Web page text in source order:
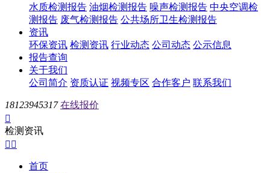
水质检测报告 油烟检测报告 噪声检测报告 中央空调检
测报告 废气检测报告 公共场所卫生检测报告
资讯
环保资讯 检测资讯 行业动态 公司动态 公示信息
报告查询
关于我们
公司简介 资质认证 视频专区 合作客户 联系我们
18123945317 在线报价

检测资讯
 
首页